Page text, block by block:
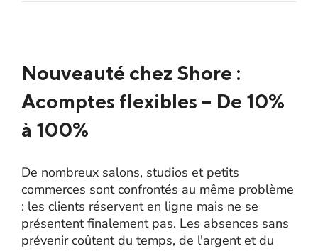
Nouveauté chez Shore :
Acomptes flexibles – De 10%
à 100%
De nombreux salons, studios et petits
commerces sont confrontés au même problème
: les clients réservent en ligne mais ne se
présentent finalement pas. Les absences sans
prévenir coûtent du temps, de l'argent et du